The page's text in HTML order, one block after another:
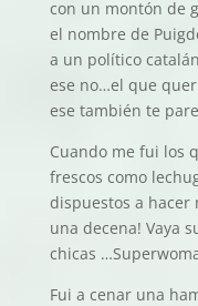
con un montón de
el nombre de
a un político
ese no…el que
ese también te
Cuando me fui los
frescos como
dispuestos a hacer
una decena! Vaya
chicas
Fui a cenar una